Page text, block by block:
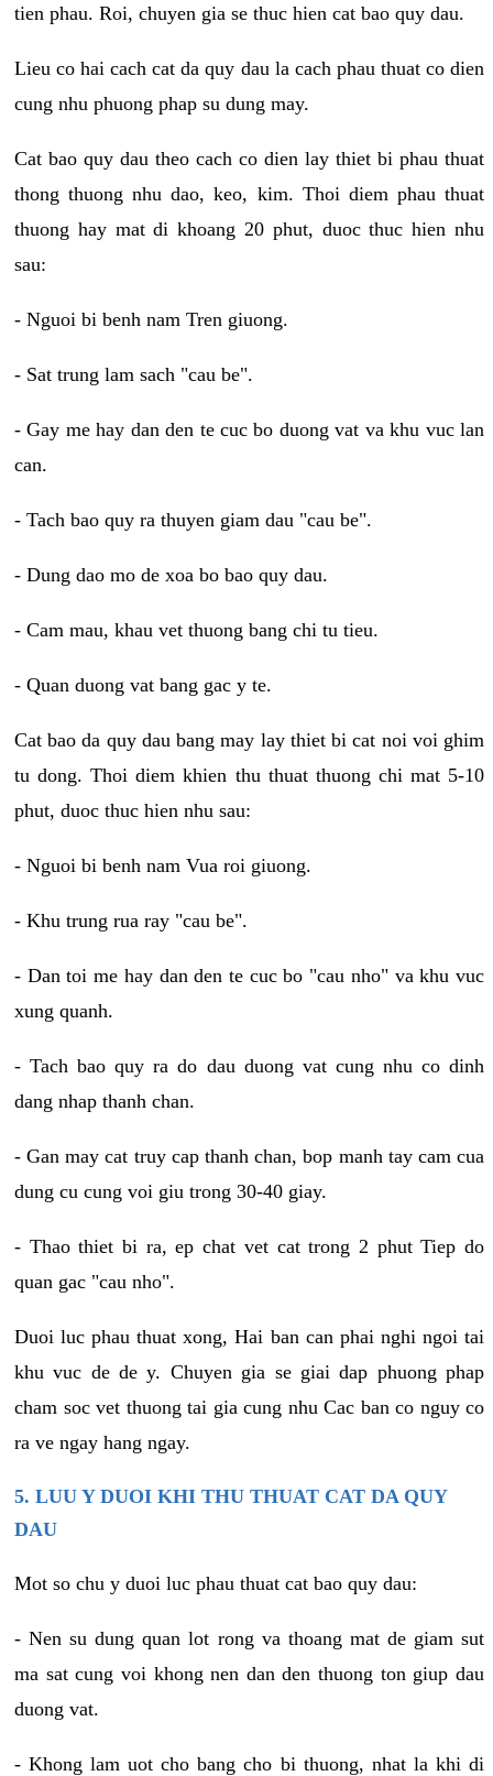
tien phau. Roi, chuyen gia se thuc hien cat bao quy dau.
Lieu co hai cach cat da quy dau la cach phau thuat co dien
cung nhu phuong phap su dung may.
Cat bao quy dau theo cach co dien lay thiet bi phau thuat
thong thuong nhu dao, keo, kim. Thoi diem phau thuat
thuong hay mat di khoang 20 phut, duoc thuc hien nhu
sau:
- Nguoi bi benh nam Tren giuong.
- Sat trung lam sach "cau be".
- Gay me hay dan den te cuc bo duong vat va khu vuc lan
can.
- Tach bao quy ra thuyen giam dau "cau be".
- Dung dao mo de xoa bo bao quy dau.
- Cam mau, khau vet thuong bang chi tu tieu.
- Quan duong vat bang gac y te.
Cat bao da quy dau bang may lay thiet bi cat noi voi ghim
tu dong. Thoi diem khien thu thuat thuong chi mat 5-10
phut, duoc thuc hien nhu sau:
- Nguoi bi benh nam Vua roi giuong.
- Khu trung rua ray "cau be".
- Dan toi me hay dan den te cuc bo "cau nho" va khu vuc
xung quanh.
- Tach bao quy ra do dau duong vat cung nhu co dinh
dang nhap thanh chan.
- Gan may cat truy cap thanh chan, bop manh tay cam cua
dung cu cung voi giu trong 30-40 giay.
- Thao thiet bi ra, ep chat vet cat trong 2 phut Tiep do
quan gac "cau nho".
Duoi luc phau thuat xong, Hai ban can phai nghi ngoi tai
khu vuc de de y. Chuyen gia se giai dap phuong phap
cham soc vet thuong tai gia cung nhu Cac ban co nguy co
ra ve ngay hang ngay.
5. LUU Y DUOI KHI THU THUAT CAT DA QUY
DAU
Mot so chu y duoi luc phau thuat cat bao quy dau:
- Nen su dung quan lot rong va thoang mat de giam sut
ma sat cung voi khong nen dan den thuong ton giup dau
duong vat.
- Khong lam uot cho bang cho bi thuong, nhat la khi di